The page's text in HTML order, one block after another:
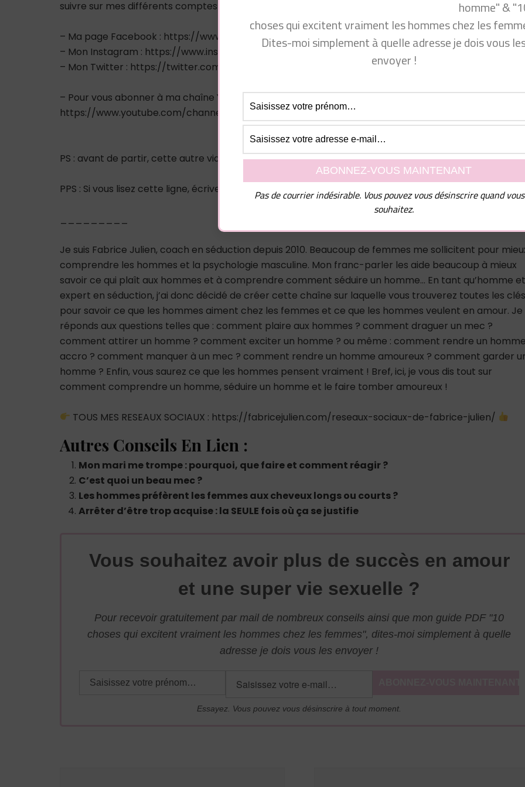
suivre sur mes différents comptes sociaux :
– Ma page Facebook : https://www.facebook.com/groups/conseilsseductionfemmes/
– Mon Instagram : https://www.instagram.com/produit_bio/
– Mon Twitter : https://twitter.com/pluiedecyprine
– Pour vous abonner à ma chaîne Youtube :
https://www.youtube.com/channel/UCA9jUN3_CQ9pszZbxBvf5KQ
PS : avant de partir, cette autre vidéo pourrait bien vous intéresser 👁 : https://youtu.be/FM-fl65pE84
PPS : Si vous lisez cette ligne, écrivez « #teamcyprine » dans les commentaires !
Je suis Fabrice Julien, coach en séduction depuis 2010. Beaucoup de femmes me sollicitent pour
comprendre les hommes et la psychologie masculine. Mon franc-parler les aide beaucoup à mieux
savoir ce qui plaît aux hommes et à comprendre comment séduire un homme… En tant qu’homme et
expert en séduction, j’ai donc décidé de créer cette chaîne sur laquelle vous trouverez toutes les clés
pour savoir ce que les hommes aiment chez les femmes et ce que les hommes veulent en amour. Je
réponds aux questions telles que : comment plaire aux hommes ? comment draguer un mec ?
comment attirer un homme ? comment exciter un homme ? ou même : comment rendre un homme
accro ? comment manquer à un mec ? comment rendre un homme amoureux ? comment garder
homme ? Enfin, vous saurez ce que les hommes pensent vraiment ! Bref, ici, je vous dis tout sur
comment comprendre un homme, séduire un homme et le faire tomber amoureux !
TOUS MES RESEAUX SOCIAUX : https://fabricejulien.com/reseaux-sociaux-de-fabrice-julien/
Autres Conseils En Lien :
Mon mari me trompe : pourquoi, que faire et comment réagir ?
C’est quoi un beau mec ?
Les hommes préfèrent les femmes aux cheveux longs ou courts ?
Arrêter d’être trop acquise : la SEULE fois où ça se justifie
Vous souhaitez avoir plus de succès en amour
et une super vie sexuelle ?
Pour recevoir gratuitement par mail de nombreux conseils ainsi que mon guide PDF "10
choses qui excitent vraiment les hommes chez les femmes", dites-moi simplement à quelle
adresse je dois vous les envoyer !
Essayez. Vous pouvez vous désinscrire à tout moment.
homme" &
choses qui excitent vraiment les hommes chez les
Dites-moi simplement à quelle adresse je dois vous
envoyer !
Pas de courrier indésirable. Vous pouvez vous désinscrire quand
souhaitez.